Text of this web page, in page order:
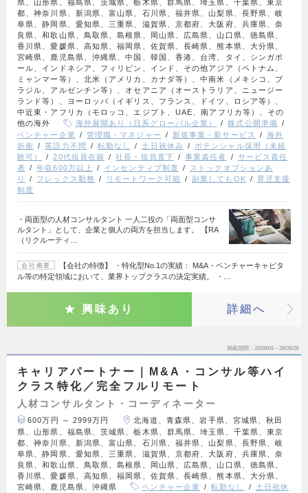
県、山形県、福島県、茨城県、栃木県、群馬県、埼玉県、千葉県、東京
都、神奈川県、新潟県、富山県、石川県、福井県、山梨県、長野県、岐
阜県、静岡県、愛知県、三重県、滋賀県、京都府、大阪府、兵庫県、奈
良県、和歌山県、鳥取県、島根県、岡山県、広島県、山口県、徳島県、
香川県、愛媛県、高知県、福岡県、佐賀県、長崎県、熊本県、大分県、
宮崎県、鹿児島県、沖縄県、中国、韓国、香港、台湾、タイ、シンガポ
ール、インドネシア、フィリピン、インド、その他アジア（ベトナム、
ミャンマー等）、北米（アメリカ、カナダ等）、中南米（メキシコ、ブ
ラジル、アルゼンチン等）、オセアニア（オーストラリア、ニュージー
ランド等）、ヨーロッパ（イギリス、フランス、ドイツ、ロシア等）、
中近東・アフリカ（モロッコ、エジプト、UAE、南アフリカ等）、その
他の海外
海外展開あり（日系グローバル企業）
株式公開準備
ベンチャー企業
管理職・マネジャー 新規事業・新サービス
海外
折衝
英語力不問 転勤なし 土日祝休み
ポテンシャル採用（未経
験可）
20代役員在籍 社長・役員直下 事業責任者
サービス責任
者
年収600万以上 インセンティブ制度
ストックオプションあ
り
フレックス勤務 リモートワーク可能 副業してもOK
育児支援
制度
・両面型の人材コンサルタント 一人二役の「両面型コンサ
ルタント」として、企業と個人の両方を担当します。 【RA
（リクルーティ…
会社概要
【会社の特徴】 ・特化型No.1の実績： M&A・ベンチャーキャピタ
ル等の特定領域において、業界トップクラスの決定実績。 ・…
興味あり 詳細へ
掲載期間 26/08/04～26/09/28
キャリアパートナー｜M&A・コンサル等ハイ
クラス特化／完全フルリモート
人材コンサルタント・コーディネーター
600万円 ～ 2999万円
北海道、青森県、岩手県、宮城県、秋田
県、山形県、福島県、茨城県、栃木県、群馬県、埼玉県、千葉県、東京
都、神奈川県、新潟県、富山県、石川県、福井県、山梨県、長野県、岐
阜県、静岡県、愛知県、三重県、滋賀県、京都府、大阪府、兵庫県、奈
良県、和歌山県、鳥取県、島根県、岡山県、広島県、山口県、徳島県、
香川県、愛媛県、高知県、福岡県、佐賀県、長崎県、熊本県、大分県、
宮崎県、鹿児島県、沖縄県
ベンチャー企業 転勤なし
土日祝休